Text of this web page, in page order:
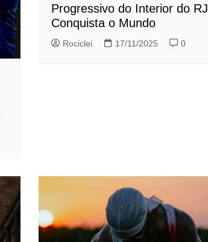
Progressivo do Interior do RJ
Conquista o Mundo
Rociclei 17/11/2025 0